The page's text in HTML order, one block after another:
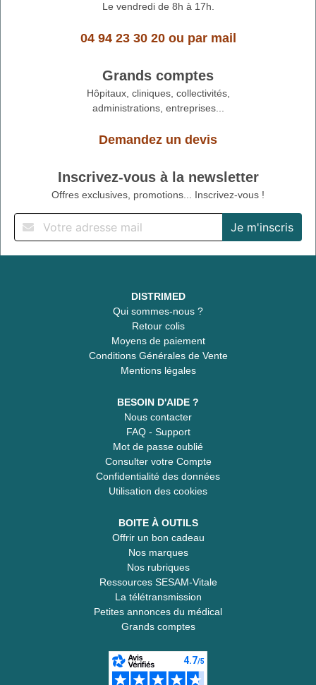
Le vendredi de 8h à 17h.
04 94 23 30 20ou par mail
Grands comptes
Hôpitaux, cliniques, collectivités,
administrations, entreprises...
Demandez un devis
Inscrivez-vous à la newsletter
Offres exclusives, promotions... Inscrivez-vous !
DISTRIMED
Qui sommes-nous ?
Retour colis
Moyens de paiement
Conditions Générales de Vente
Mentions légales
BESOIN D'AIDE ?
Nous contacter
FAQ - Support
Mot de passe oublié
Consulter votre Compte
Confidentialité des données
Utilisation des cookies
BOITE À OUTILS
Offrir un bon cadeau
Nos marques
Nos rubriques
Ressources SESAM-Vitale
La télétransmission
Petites annonces du médical
Grands comptes